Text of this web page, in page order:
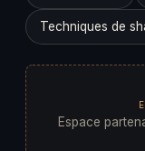
Techniques de
Espace